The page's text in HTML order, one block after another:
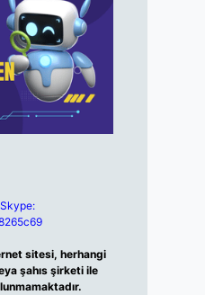
Skype:
sitesi, herhangi
şahıs şirketi ile